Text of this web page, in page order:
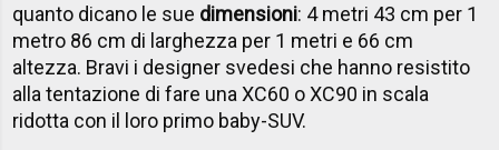
quanto dicano le sue dimensioni: 4 metri 43 cm per 1
metro 86 cm di larghezza per 1 metri e 66 cm
altezza. Bravi i designer svedesi che hanno resistito
alla tentazione di fare una XC60 o XC90 in scala
ridotta con il loro primo baby-SUV.